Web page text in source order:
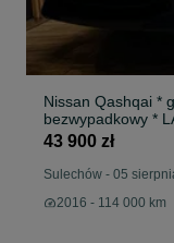
Nissan Qashqai *
bezwypadkowy *
43 900 zł
Sulechów - 05
2016 - 114 000 km